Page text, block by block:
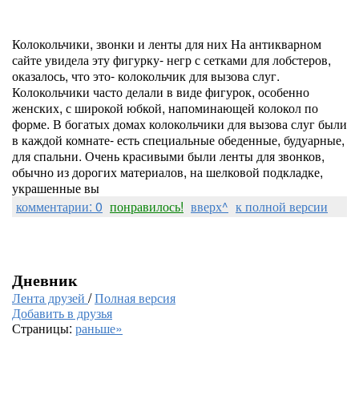
Колокольчики, звонки и ленты для них На антикварном
сайте увидела эту фигурку- негр с сетками для лобстеров,
оказалось, что это- колокольчик для вызова слуг.
Колокольчики часто делали в виде фигурок, особенно
женских, с широкой юбкой, напоминающей колокол по
форме. В богатых домах колокольчики для вызова слуг были
в каждой комнате- есть специальные обеденные, будуарные,
для спальни. Очень красивыми были ленты для звонков,
обычно из дорогих материалов, на шелковой подкладке,
украшенные вы
комментарии: 0 понравилось! вверх^ к полной версии
Дневник
Лента друзей /Полная версия
Добавить в друзья
Страницы: раньше»